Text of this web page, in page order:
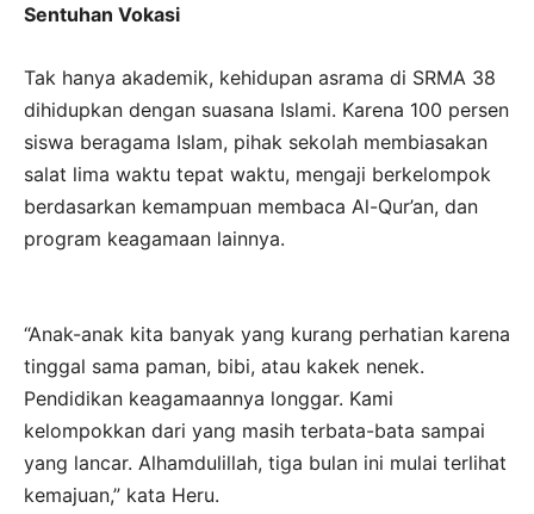
Sentuhan Vokasi
Tak hanya akademik, kehidupan asrama di SRMA 38
dihidupkan dengan suasana Islami. Karena 100 persen
siswa beragama Islam, pihak sekolah membiasakan
salat lima waktu tepat waktu, mengaji berkelompok
berdasarkan kemampuan membaca Al-Qur’an, dan
program keagamaan lainnya.
“Anak-anak kita banyak yang kurang perhatian karena
tinggal sama paman, bibi, atau kakek nenek.
Pendidikan keagamaannya longgar. Kami
kelompokkan dari yang masih terbata-bata sampai
yang lancar. Alhamdulillah, tiga bulan ini mulai terlihat
kemajuan,” kata Heru.